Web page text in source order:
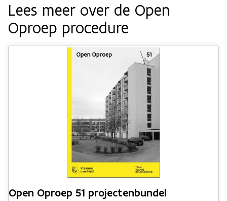
Lees meer over de Open
Oproep procedure
Open Oproep 51 projectenbundel